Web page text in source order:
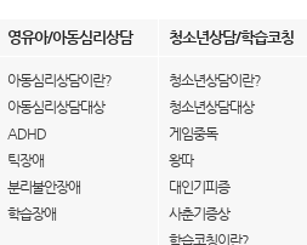
영유아/아동심리상담 청소년상담/학습코칭
아동심리상담이란?
아동심리상담대상
ADHD
틱장애
분리불안장애
학습장애
청소년상담이란?
청소년상담대상
게임중독
왕따
대인기피증
사춘기증상
학습코칭이란?